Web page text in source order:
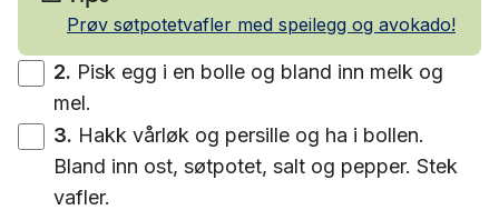
Prøv søtpotetvafler med speilegg og avokado!
2. Pisk egg i en bolle og bland inn melk og
mel.
3. Hakk vårløk og persille og ha i bollen.
Bland inn ost, søtpotet, salt og pepper. Stek
vafler.